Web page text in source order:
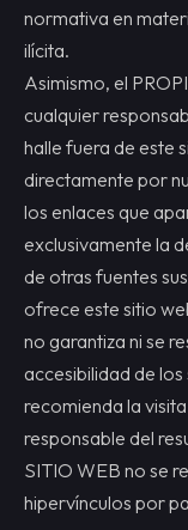
normativa en
ilícita.
Asimismo, el
cualquier
halle fuera de este
directamente por
los enlaces que
exclusivamente la
de otras fuentes
ofrece este sitio
no garantiza ni se
accesibilidad de los
recomienda la
responsable del
SITIO WEB no se
hipervínculos por